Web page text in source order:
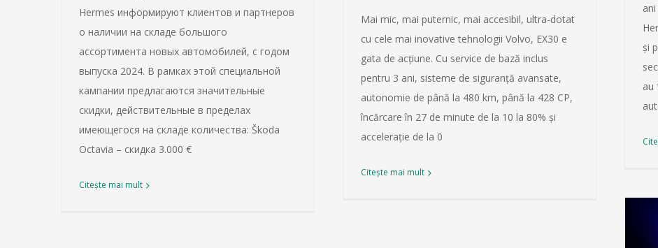
și
au
Hermes информируют клиентов и партнеров
о наличии на складе большого
ассортимента новых автомобилей, с годом
выпуска 2024. В рамках этой специальной
кампании предлагаются значительные
скидки, действительные в пределах
имеющегося на складе количества: Škoda
Octavia – скидка 3.000 €
Citește mai mult
Mai mic, mai puternic, mai accesibil, ultra-dotat
cu cele mai inovative tehnologii Volvo, EX30 e
gata de acțiune. Cu service de bază inclus
pentru 3 ani, sisteme de siguranță avansate,
autonomie de până la 480 km, până la 428 CP,
încărcare în 27 de minute de la 10 la 80% și
accelerație de la 0
Citește mai mult